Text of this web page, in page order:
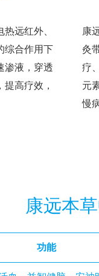
远红外、
综合作用下
渗液，穿透
高疗效，
康
灸
疗
元
慢
康远本
功能